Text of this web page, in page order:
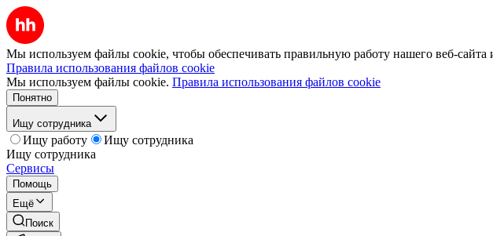
Мы используем файлы cookie, чтобы обеспечивать правильную работу нашего веб-сайта
Правила использования файлов cookie
Мы используем файлы cookie. Правила использования файлов cookie
Понятно
Ищу сотрудника
Ищу работу
Ищу сотрудника
Ищу сотрудника
Сервисы
Помощь
Ещё
Поиск